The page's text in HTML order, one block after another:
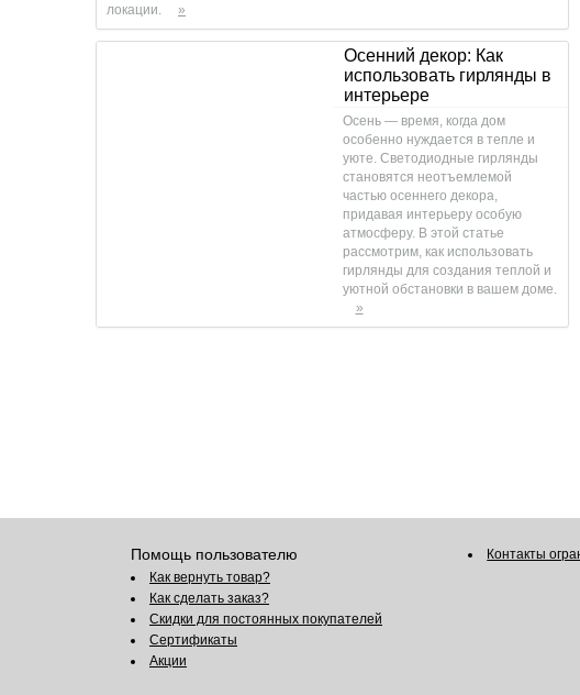
локации.
»
Осенний декор: Как
использовать гирлянды в
интерьере
Осень — время, когда дом
особенно нуждается в тепле и
уюте. Светодиодные гирлянды
становятся неотъемлемой
частью осеннего декора,
придавая интерьеру особую
атмосферу. В этой статье
рассмотрим, как использовать
гирлянды для создания теплой и
уютной обстановки в вашем доме.
»
Помощь пользователю
Как вернуть товар?
Как сделать заказ?
Скидки для постоянных покупателей
Сертификаты
Акции
Контакты